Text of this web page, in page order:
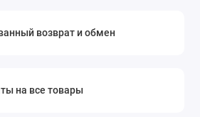
возврат и обмен
на все товары